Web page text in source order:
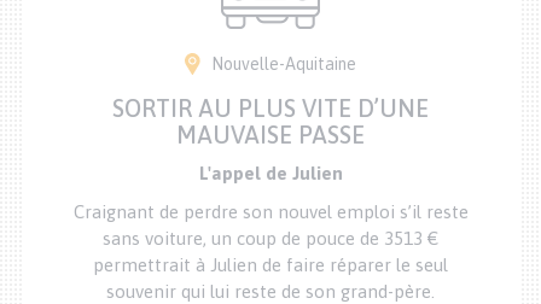
Nouvelle-Aquitaine
SORTIR AU PLUS VITE D’UNE
MAUVAISE PASSE
L'appel de Julien
Craignant de perdre son nouvel emploi s’il reste
sans voiture, un coup de pouce de 3513 €
permettrait à Julien de faire réparer le seul
souvenir qui lui reste de son grand-père.